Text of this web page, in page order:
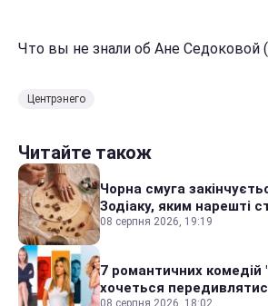
Что вы не знали об Ане Седоковой
Центрэнего
Читайте також
Чорна смуга
Зодіаку, яким нарешті
08 серпня 2026, 19:19
7 романтичних комедій
хочеться